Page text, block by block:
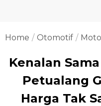
Home Otomotif
Kenalan
Petualang
Harga Tak